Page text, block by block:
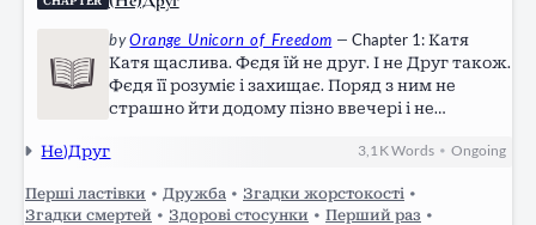
byOrange_Unicorn_of_Freedom — Chapter 1: Катя
Катя щаслива. Фєдя їй не друг. І не Друг також.
Фєдя її розуміє і захищає. Поряд з ним не
страшно йти додому пізно ввечері і не
стискає Фєдіну руку на своєму першому в
біля сцени, бо…
Не)Друг 3,1 KWords •Ongoing
Перші ластівки • Дружба • Згадки жорстокості •
Згадки смертей • Здорові стосунки • Перший раз •